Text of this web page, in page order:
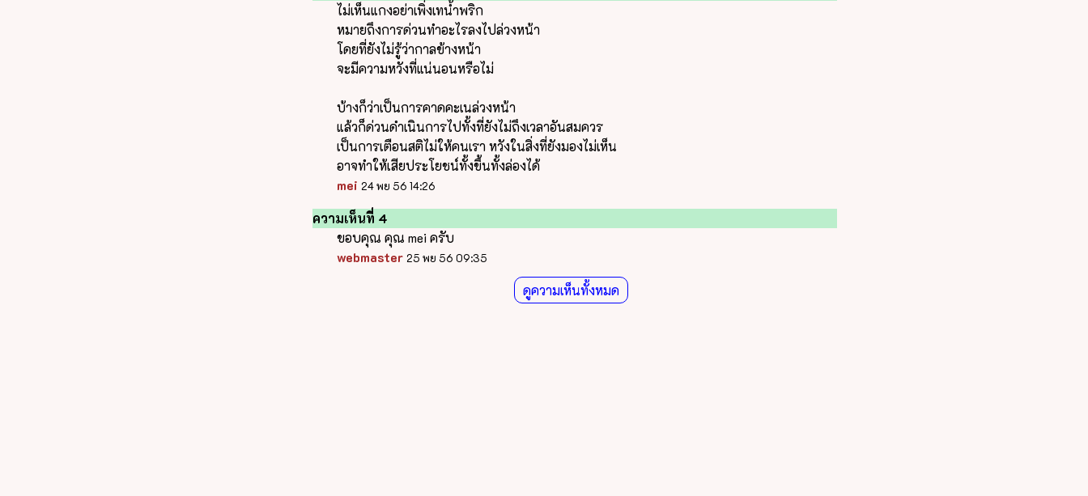
ไม่เห็นแกงอย่าเพิ่งเทน้ำพริก
หมายถึงการด่วนทำอะไรลงไปล่วงหน้า
โดยที่ยังไม่รู้ว่ากาลข้างหน้า
จะมีความหวังที่แน่นอนหรือไม่
บ้างก็ว่าเป็นการคาดคะเนล่วงหน้า
แล้วก็ด่วนดำเนินการไปทั้งที่ยังไม่ถึงเวลาอันสมควร
เป็นการเตือนสติไม่ให้คนเรา หวังในสิ่งที่ยังมองไม่เห็น
อาจทำให้เสียประโยชน์ทั้งขึ้นทั้งล่องได้
mei 24 พย 56 14:26
ความเห็นที่ 4
ขอบคุณ คุณ mei ครับ
webmaster 25 พย 56 09:35
ดูความเห็นทั้งหมด